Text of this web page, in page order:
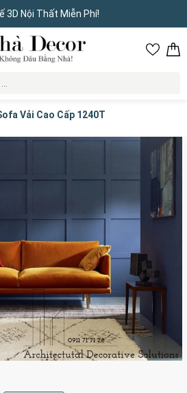
3D Nội Thất Miễn Phí!
Vải Cao Cấp 1240T